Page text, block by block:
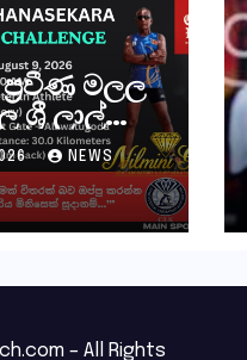
ප්‍රවීණ මලල
ශ්‍රී ලාල්
30ක
ධාවන
NEWS
– All Rights